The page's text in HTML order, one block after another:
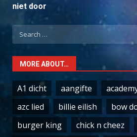
niet door
Search
for:
MORE ABOUT…
A1 dicht aangifte
azc lied
billie eilish bow
burger king
chick n cheez